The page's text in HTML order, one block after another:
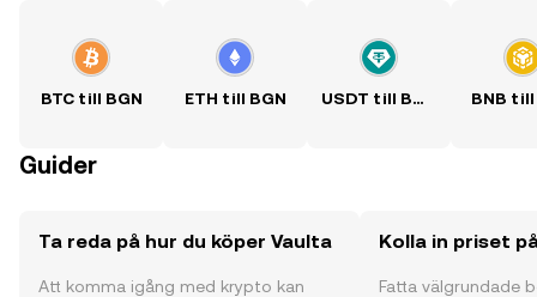
BTC till BGN ETH till BGN USDT till BGN BNB till
Guider
Ta reda på hur du köper Vaulta
Att komma igång med krypto kan
Kolla in priset
Fatta välgrundade